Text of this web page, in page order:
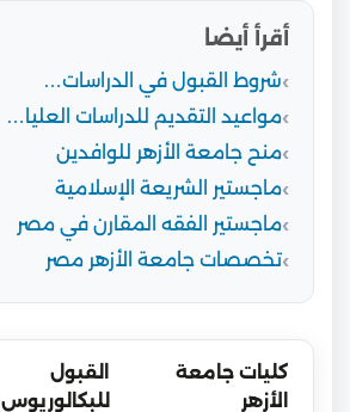
أقرأ أيضا
شروط القبول في الدراسات…
مواعيد التقديم للدراسات العليا…
منح جامعة الأزهر للوافدين
ماجستير الشريعة الإسلامية
ماجستير الفقه المقارن في مصر
تخصصات جامعة الأزهر مصر
كليات جامعة
الأزهر
القبول
للبكالوريوس